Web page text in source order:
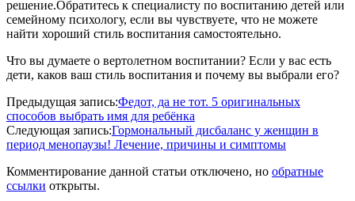
решение.Обратитесь к специалисту по воспитанию детей или
семейному психологу, если вы чувствуете, что не можете
найти хороший стиль воспитания самостоятельно.
Что вы думаете о вертолетном воспитании? Если у вас есть
дети, каков ваш стиль воспитания и почему вы выбрали его?
2020-
04-
11
Предыдущая запись:Федот, да не тот. 5 оригинальных
способов выбрать имя для ребёнка
Следующая запись:Гормональный дисбаланс у женщин в
период менопаузы! Лечение, причины и симптомы
Комментирование данной статьи отключено, но обратные
ссылки открыты.